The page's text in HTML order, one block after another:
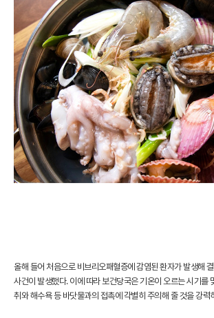
올해 들어 처음으로 비브리오패혈증에 감염된 환자가 발생해
사건이 발생했다. 이에 따라 보건당국은 기온이 오르는 시기를
취와 해수욕 등 바닷물과의 접촉에 각별히 주의해 줄 것을 강력